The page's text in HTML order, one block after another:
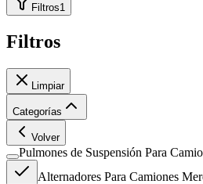
Filtros1
Filtros
Limpiar
Categorías
Volver
Pulmones de Suspensión Para
Alternadores Para Camiones